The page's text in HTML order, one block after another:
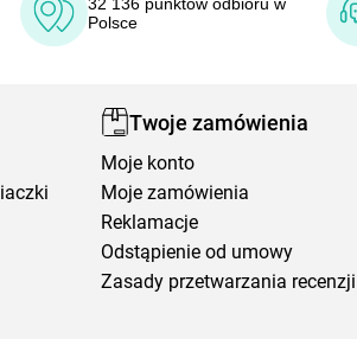
Polsce
Twoje zamówienia
Moje konto
Moje zamówienia
Reklamacje
Odstąpienie od umowy
Zasady przetwarzania recenzji